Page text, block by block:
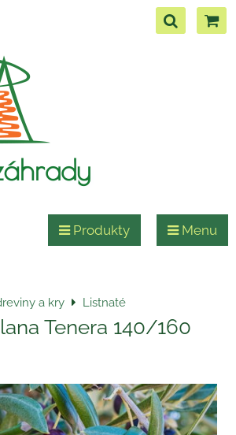
Produkty Menu
a kry Listnaté
Tenera 140/160